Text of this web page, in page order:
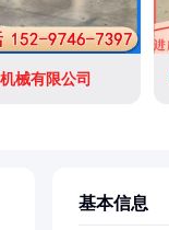
械有限公司
基本信息